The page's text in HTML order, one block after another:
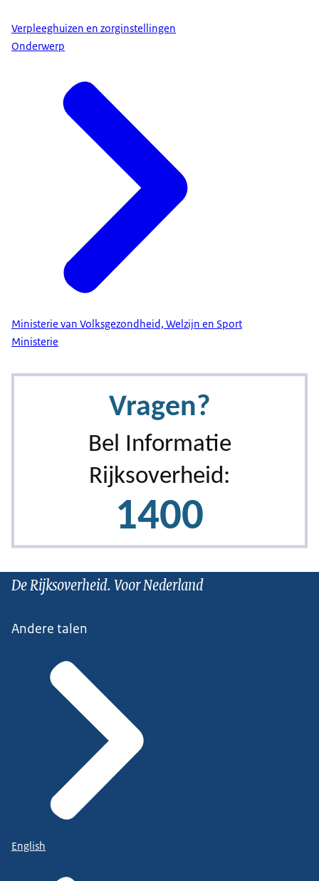
Verpleeghuizen en zorginstellingen
Onderwerp
Ministerie van Volksgezondheid, Welzijn en Sport
Ministerie
De Rijksoverheid. Voor Nederland
Andere talen
English